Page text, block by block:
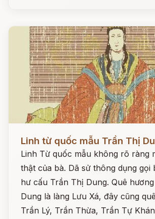
Linh từ quốc mẫu Trần Thị
Linh Từ quốc mẫu không rõ ràng
thật của bà. Dã sử thông dụng gọi
hư cấu Trần Thị Dung. Quê
Dung là làng Lưu Xá, đây cũng
Trần Lý, Trần Thừa, Trần Tự